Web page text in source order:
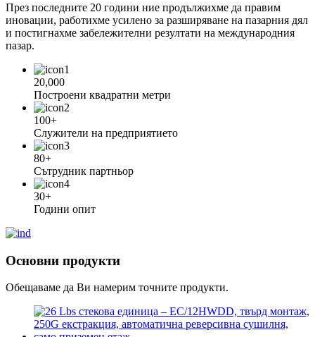
През последните 20 години ние продължихме да правим
иновации, работихме усилено за разширяване на пазарния дял
и постигнахме забележителни резултати на международния
пазар.
20,000
Построени квадратни метри
100+
Служители на предприятието
80+
Сътрудник партньор
30+
Години опит
Основни продукти
Обещаваме да Ви намерим точните продукти.